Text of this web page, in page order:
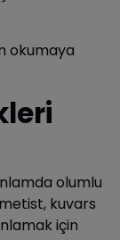
okumaya
olumlu
kuvars
için